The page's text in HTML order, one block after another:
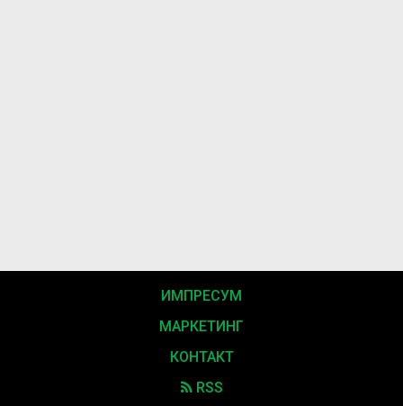
ИМПРЕСУМ
МАРКЕТИНГ
КОНТАКТ
RSS